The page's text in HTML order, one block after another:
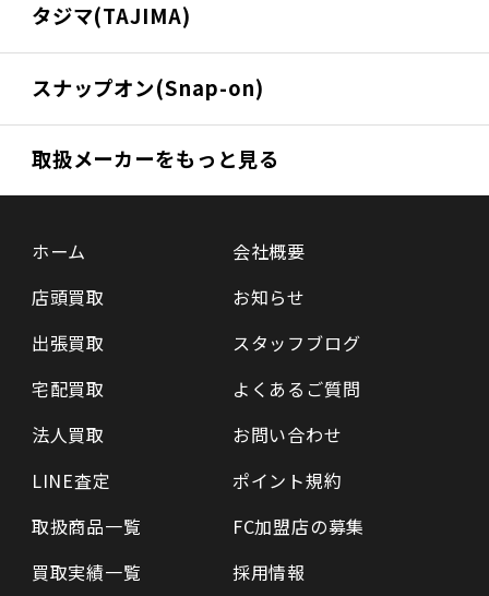
タジマ(TAJIMA)
スナップオン(Snap-on)
取扱メーカーをもっと見る
ホーム
店頭買取
出張買取
宅配買取
法人買取
LINE査定
取扱商品一覧
買取実績一覧
会社概要
お知らせ
スタッフブログ
よくあるご質問
お問い合わせ
ポイント規約
FC加盟店の募集
採用情報